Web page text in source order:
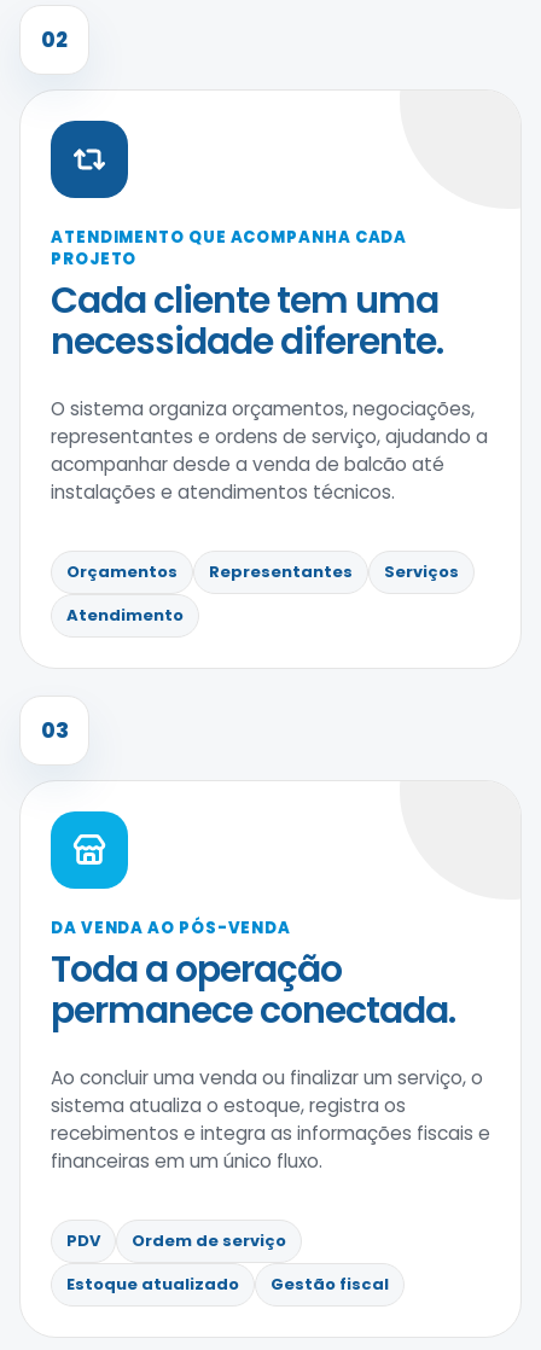
02
ATENDIMENTO QUE ACOMPANHA CADA
PROJETO
Cada cliente tem uma
necessidade diferente.
O sistema organiza orçamentos, negociações,
representantes e ordens de serviço, ajudando a
acompanhar desde a venda de balcão até
instalações e atendimentos técnicos.
Orçamentos Representantes
Serviços
Atendimento
03
DA VENDA AO PÓS-VENDA
Toda a operação
permanece conectada.
Ao concluir uma venda ou finalizar um serviço, o
sistema atualiza o estoque, registra os
recebimentos e integra as informações fiscais e
financeiras em um único fluxo.
PDV
Ordem de serviço
Estoque atualizado
Gestão fiscal